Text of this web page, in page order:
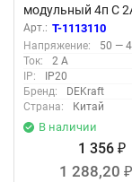
модульный 4п C
ВА-101 DEKraft
Арт.: T-1113110
Напряжение:
50 —
Ток:
2 А
IP:
IP20
Бренд:
DEKraft
Страна:
Китай
В наличии
1 356 ₽
1 288,20 ₽